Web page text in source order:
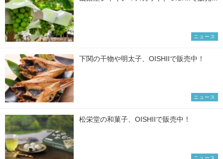
ニュース
下関の干物や明太子、OISHIIで販売中！
ニュース
松栄堂の和菓子、OISHIIで販売中！
ニュース